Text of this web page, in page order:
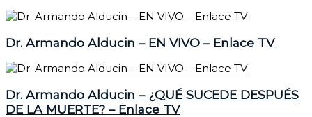
Dr. Armando Alducin – EN VIVO – Enlace TV
Dr. Armando Alducin – ¿QUÉ SUCEDE DESPUÉS
DE LA MUERTE? – Enlace TV